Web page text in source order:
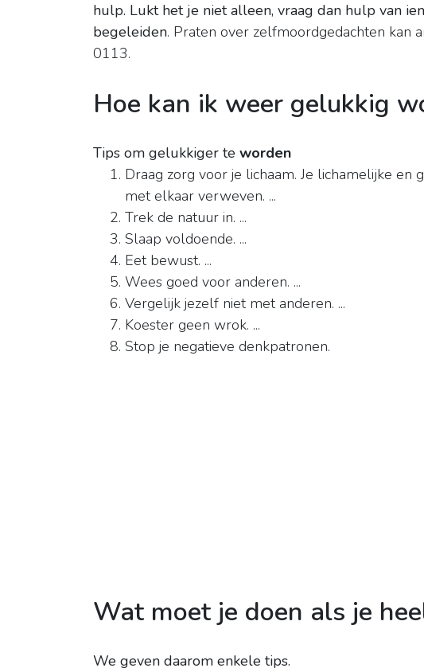
hulp. Lukt het je niet alleen, vraag dan hulp van
begeleiden. Praten over zelfmoordgedachten kan
0113.
Hoe kan ik weer gelukkig
Tips om gelukkiger te worden
Draag zorg voor je lichaam. Je lichamelijke
met elkaar verweven. ...
Trek de natuur in. ...
Slaap voldoende. ...
Eet bewust. ...
Wees goed voor anderen. ...
Vergelijk jezelf niet met anderen. ...
Koester geen wrok. ...
Stop je negatieve denkpatronen.
Wat moet je doen als je
We geven daarom enkele tips.